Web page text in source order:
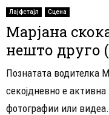
Лајфстајл Сцена
Марјана
нешто друго
Познатата водителка
секојдневно е
фотографии или видеа.